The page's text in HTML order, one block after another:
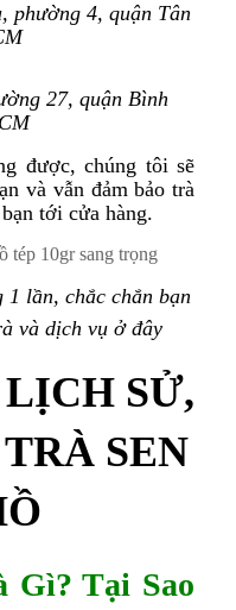
phường 4, quận Tân
27, quận Bình
được, chúng tôisẽ
ạn và vẫn đảm bảo trà
ạn tới cửa hàng.
lần, chắc chắn bạn
và dịch vụ ở đây
SỬ,
SEN
Gì? Tại Sao